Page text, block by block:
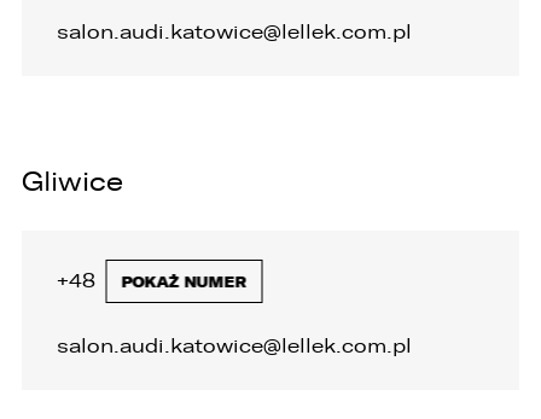
salon.audi.katowice@lellek.com.pl
Gliwice
POKAŻ NUMER
+48 32 335 92 40
salon.audi.katowice@lellek.com.pl